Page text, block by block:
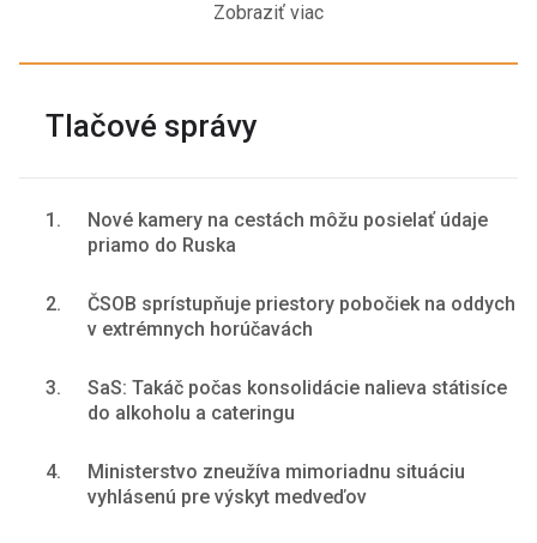
Zobraziť viac
Tlačové správy
1.
Nové kamery na cestách môžu posielať údaje
priamo do Ruska
2.
ČSOB sprístupňuje priestory pobočiek na oddych
v extrémnych horúčavách
3.
SaS: Takáč počas konsolidácie nalieva státisíce
do alkoholu a cateringu
4.
Ministerstvo zneužíva mimoriadnu situáciu
vyhlásenú pre výskyt medveďov